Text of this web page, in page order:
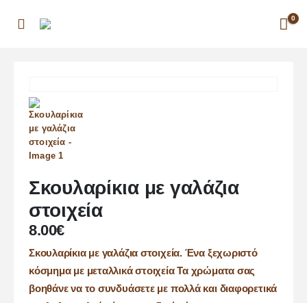
0
Σκουλαρίκια με γαλάζια
στοιχεία
8.00€
Σκουλαρίκια με γαλάζια στοιχεία. Ένα ξεχωριστό
κόσμημα με μεταλλικά στοιχεία Τα χρώματα σας
βοηθάνε να το συνδυάσετε με πολλά και διαφορετικά